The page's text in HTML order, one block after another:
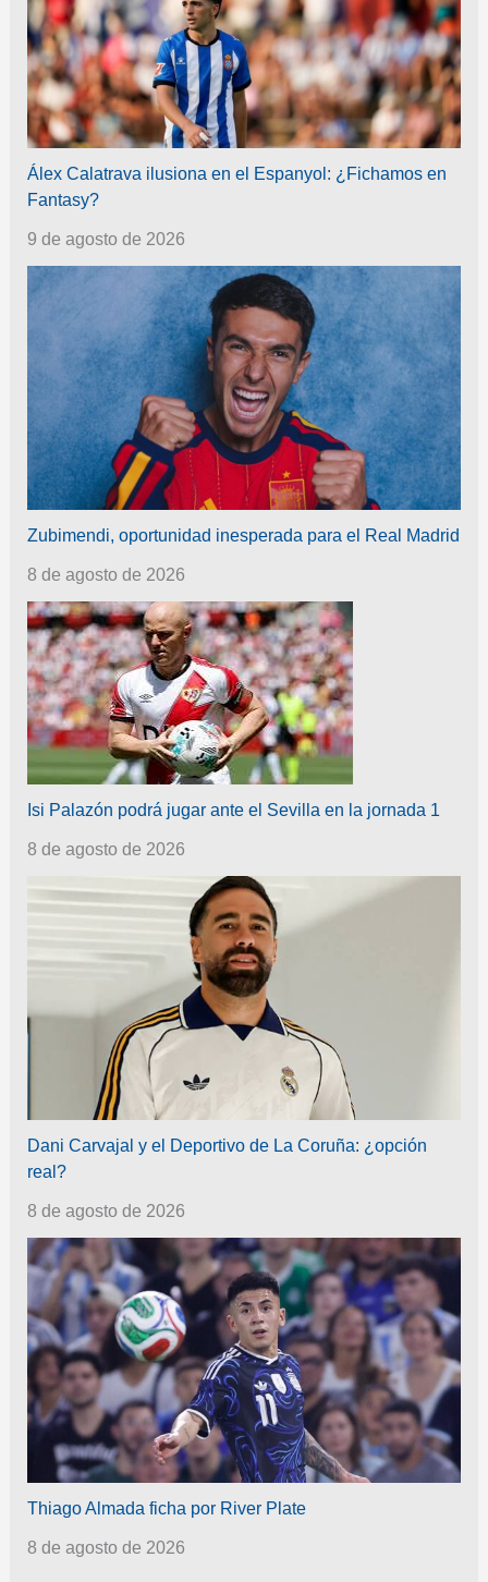
Álex Calatrava ilusiona en el Espanyol: ¿Fichamos en
Fantasy?
9 de agosto de 2026
Zubimendi, oportunidad inesperada para el Real Madrid
8 de agosto de 2026
Isi Palazón podrá jugar ante el Sevilla en la jornada 1
8 de agosto de 2026
Dani Carvajal y el Deportivo de La Coruña: ¿opción
real?
8 de agosto de 2026
Thiago Almada ficha por River Plate
8 de agosto de 2026